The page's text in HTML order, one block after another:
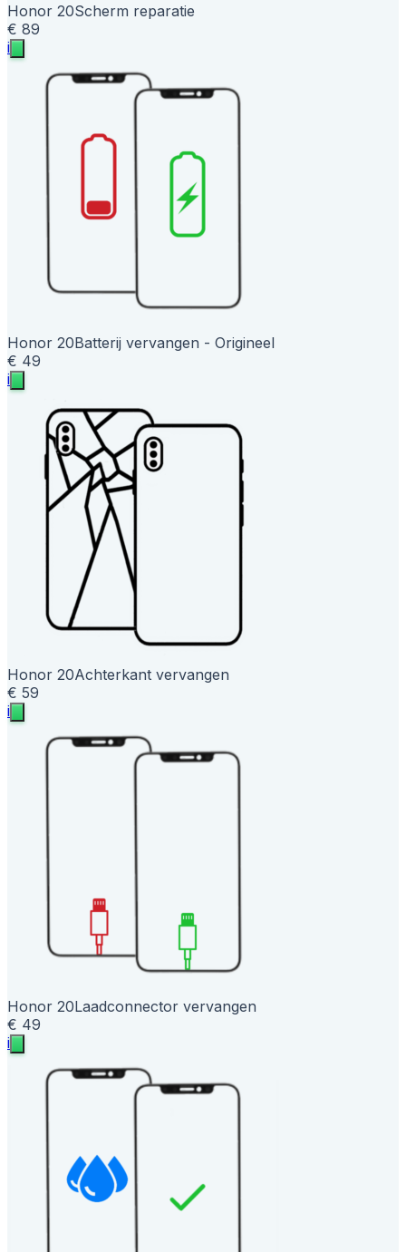
Honor 20Scherm reparatie
€ 89
i
Honor 20Batterij vervangen - Origineel
€ 49
i
Honor 20Achterkant vervangen
€ 59
i
Honor 20Laadconnector vervangen
€ 49
i